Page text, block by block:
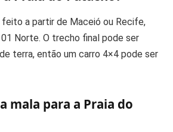
a partir de Maceió ou Recife,
Norte. O trecho final pode ser
terra, então um carro 4×4 pode ser
mala para a Praia do